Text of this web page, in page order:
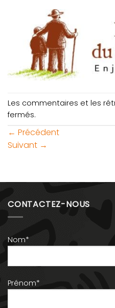
Les commentaires et les
fermés.
← Précédent
Suivant →
CONTACTEZ-NOUS
Nom*
Prénom*